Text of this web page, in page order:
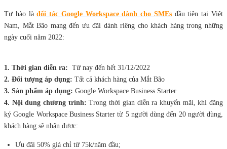
Tự hào làđối tác Google Workspace dành cho SMEsđầu tiên tại Việt
Nam, Mắt Bão mang đến ưu đãi dành riêng cho khách hàng trong những
ngày cuối năm 2022:
1. Thời gian diễn ra: Từ nay đến hết 31/12/2022
2. Đối tượng áp dụng: Tất cả khách hàng của Mắt Bão
3. Sản phẩm áp dụng: Google Workspace Business Starter
4. Nội dung chương trình: Trong thời gian diễn ra khuyến mãi, khi đăng
ký Google Workspace Business Starter từ 5 người dùng đến 20 người dùng,
khách hàng sẽ nhận được:
Ưu đãi 50% giá chỉ từ 75k/năm đầu;